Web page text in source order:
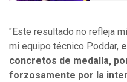
"Este resultado no refleja
mi equipo técnico Poddar,
concretos de medalla,
forzosamente por la